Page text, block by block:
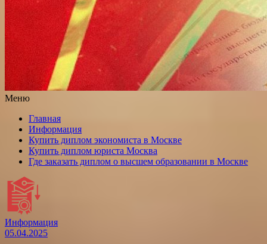
Меню
Главная
Информация
Купить диплом экономиста в Москве
Купить диплом юриста Москва
Где заказать диплом о высшем образовании в Москве
Информация
05.04.2025